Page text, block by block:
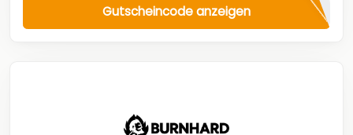
Gutscheincode anzeigen